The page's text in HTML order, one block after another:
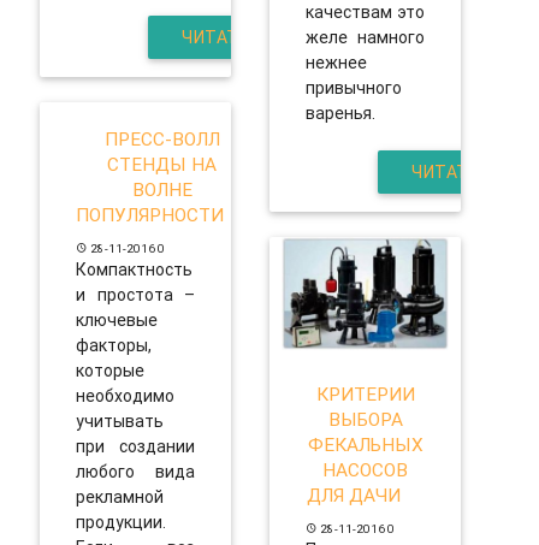
ЧИТАТЬ
качествам это
желе намного
нежнее
привычного
варенья.
ЧИТАТЬ
ПРЕСС-ВОЛЛ
СТЕНДЫ НА
ВОЛНЕ
ПОПУЛЯРНОСТИ
28-11-20160
Компактность
и простота –
ключевые
факторы,
которые
необходимо
учитывать
при создании
любого вида
рекламной
продукции.
КРИТЕРИИ
ВЫБОРА
ФЕКАЛЬНЫХ
НАСОСОВ
ДЛЯ ДАЧИ
28-11-20160